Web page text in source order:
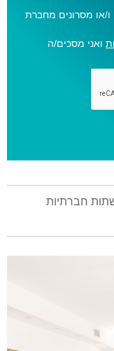
ו/או מסרונים מחברת
ואני מסכים/ה
חברתיות